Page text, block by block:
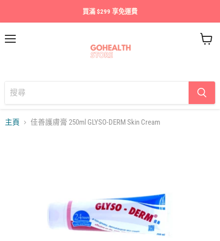
買滿 $299 享免運費
車
主頁 佳善護膚膏 250ml GLYSO-DERM Skin Cream